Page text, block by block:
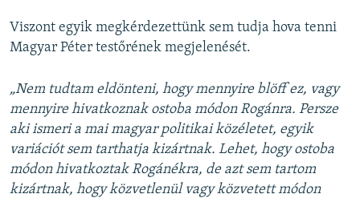
Viszont egyik megkérdezettünk sem tudja hova tenni
Magyar Péter testőrének megjelenését.
„Nem tudtam eldönteni, hogy mennyire blöff ez, vagy
mennyire hivatkoznak ostoba módon Rogánra. Persze
aki ismeri a mai magyar politikai közéletet, egyik
variációt sem tarthatja kizártnak. Lehet, hogy ostoba
módon hivatkoztak Rogánékra, de azt sem tartom
kizártnak, hogy közvetlenül vagy közvetett módon